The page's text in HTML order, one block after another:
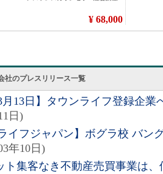
社のプレスリリース一覧
3月13日】タウンライフ登録企
日)
イフジャパン】ボグラ校 バン
年10日)
集客なき不動産売買事業は、